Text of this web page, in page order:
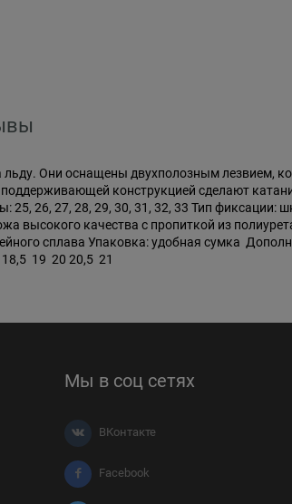
льду. Они оснащены двухполозным лезвием,
конструкцией сделают
26, 27, 28, 29, 30, 31, 32, 33 Тип фиксации:
высокого качества с пропиткой из
сплава Упаковка: удобная сумка
19 20 20,5 21
Мы в соц сетях
ВКонтакте
Facebook